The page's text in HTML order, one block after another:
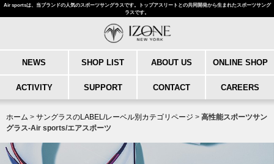
Air sportsは、当ブランドの人気のスポーツサングラスです。トップアスリートとの共同開発から生まれたスポーツサング
ラスです。
NEWS SHOP LIST ABOUT US ONLINE SHOP
ACTIVITY SUPPORT CONTACT CAREERS
ホーム > サングラスのLABEL/レーベル別カテゴリページ > 高性能スポーツサン
グラス-Air sports/エアスポーツ